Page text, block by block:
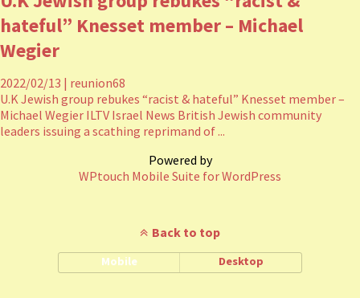
hateful” Knesset member – Michael
Wegier
2022/02/13 | reunion68
U.K Jewish group rebukes “racist & hateful” Knesset member –
Michael Wegier ILTV Israel News British Jewish community
leaders issuing a scathing reprimand of ...
Powered by
WPtouch Mobile Suite for WordPress
Back to top
Mobile Desktop